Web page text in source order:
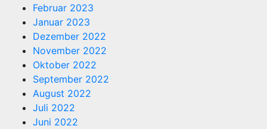
Februar 2023
Januar 2023
Dezember 2022
November 2022
Oktober 2022
September 2022
August 2022
Juli 2022
Juni 2022